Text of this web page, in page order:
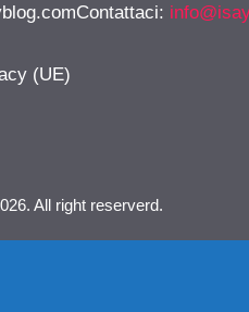
:
(UE)
All right reserverd.